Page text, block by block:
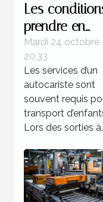
Les
prendre en
compte lors
transport
d’enfants
Mardi 24 octobre
20:33
Les services d’un
autocariste sont
souvent requis
transport
Lors des sorties